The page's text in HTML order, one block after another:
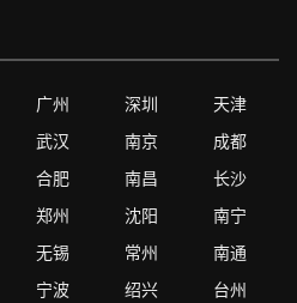
广州 深圳
天津
武汉 南京
成都
合肥 南昌
长沙
郑州 沈阳
南宁
无锡 常州
南通
宁波 绍兴
台州